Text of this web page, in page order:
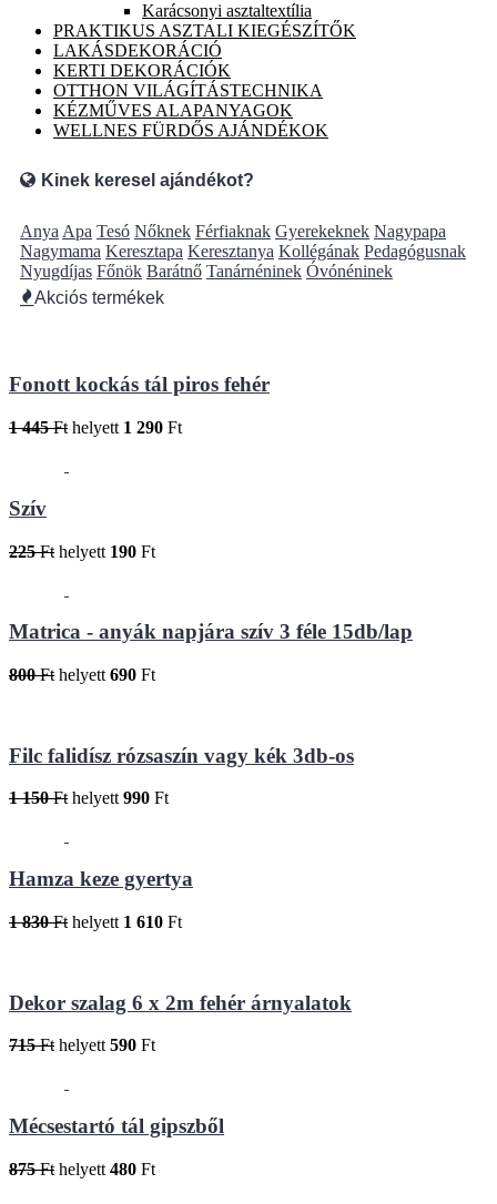
Karácsonyi asztaltextília
PRAKTIKUS ASZTALI KIEGÉSZÍTŐK
LAKÁSDEKORÁCIÓ
KERTI DEKORÁCIÓK
OTTHON VILÁGÍTÁSTECHNIKA
KÉZMŰVES ALAPANYAGOK
WELLNES FÜRDŐS AJÁNDÉKOK
Kinek keresel ajándékot?
Anya Apa Tesó Nőknek Férfiaknak Gyerekeknek Nagypapa
Nagymama Keresztapa Keresztanya Kollégának Pedagógusnak
Nyugdíjas Főnök Barátnő Tanárnéninek Óvónéninek
Akciós termékek
Fonott kockás tál piros fehér
1 445 Ft helyett 1 290 Ft
Szív
225 Ft helyett 190 Ft
Matrica - anyák napjára szív 3 féle 15db/lap
800 Ft helyett 690 Ft
Filc falidísz rózsaszín vagy kék 3db-os
1 150 Fthelyett990 Ft
Hamza keze gyertya
1 830 Ft helyett 1 610 Ft
Dekor szalag 6 x 2m fehér árnyalatok
715 Ft helyett 590 Ft
Mécsestartó tál gipszből
875 Ft helyett 480 Ft